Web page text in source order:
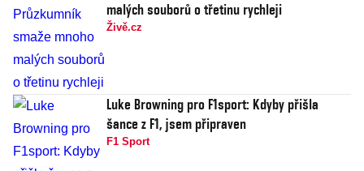
malých souborů o třetinu rychleji
Živě.cz
Luke Browning pro F1sport: Kdyby přišla
šance z F1, jsem připraven
F1 Sport